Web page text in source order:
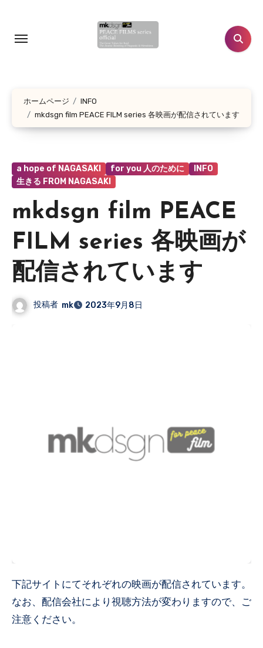
ホームページ
INFO
mkdsgn film PEACE FILM series 各映画が配信されています
a hope of NAGASAKI for you 人のために
INFO
生きる FROM NAGASAKI
mkdsgn film PEACE
FILM series 各映画が
配信されています
投稿者 mk 2023年9月8日
下記サイトにてそれぞれの映画が配信されています。
なお、配信会社により視聴方法が変わりますので、ご
注意ください。